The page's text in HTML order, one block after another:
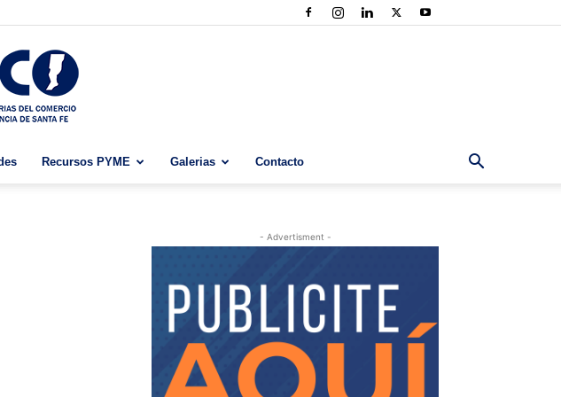
Recursos PYME Galerias Contacto
- Advertisment -